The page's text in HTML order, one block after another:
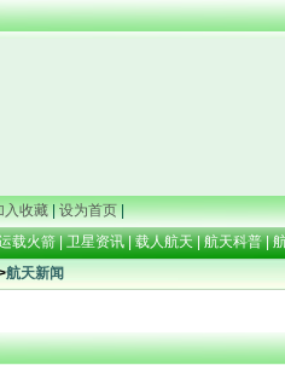
入收藏 | 设为首页 |
载火箭| 卫星资讯| 载人航天| 航天科普|
航天新闻